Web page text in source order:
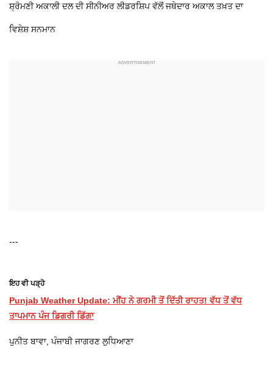
ਸ਼੍ਰੋਮਣੀ ਅਕਾਲੀ ਦਲ ਦੀ ਸੀਨੀਅਰ ਲੀਡਰਸ਼ਿਪ ਵੱਲੋਂ ਜਥੇਦਾਰ ਅਕਾਲ ਤਖ਼ਤ ਦਾ
ਵਿਸ਼ੇਸ਼ ਸਨਮਾਨ
---
ਇਹ ਵੀ ਪੜ੍ਹੋ
Punjab Weather Update: ਮੀਂਹ ਨੇ ਗਰਮੀ ਤੋਂ ਦਿੱਤੀ ਰਾਹਤ! ਵੱਧ ਤੋਂ ਵੱਧ
ਤਾਪਮਾਨ ਪੰਜ ਡਿਗਰੀ ਡਿੱਗਾ
ਪੁਨੀਤ ਬਾਵਾ, ਪੰਜਾਬੀ ਜਾਗਰਣ ਲੁਧਿਆਣਾ